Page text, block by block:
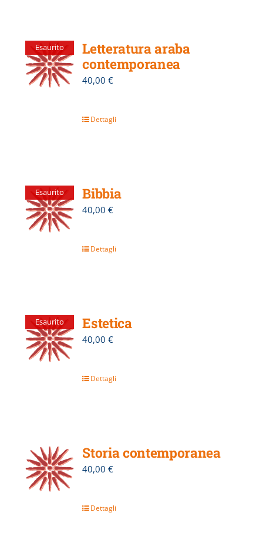
Esaurito
Letteratura araba
contemporanea
40,00€
Dettagli
Esaurito Bibbia
40,00€
Dettagli
Esaurito Estetica
40,00€
Dettagli
Storia contemporanea
40,00€
Dettagli